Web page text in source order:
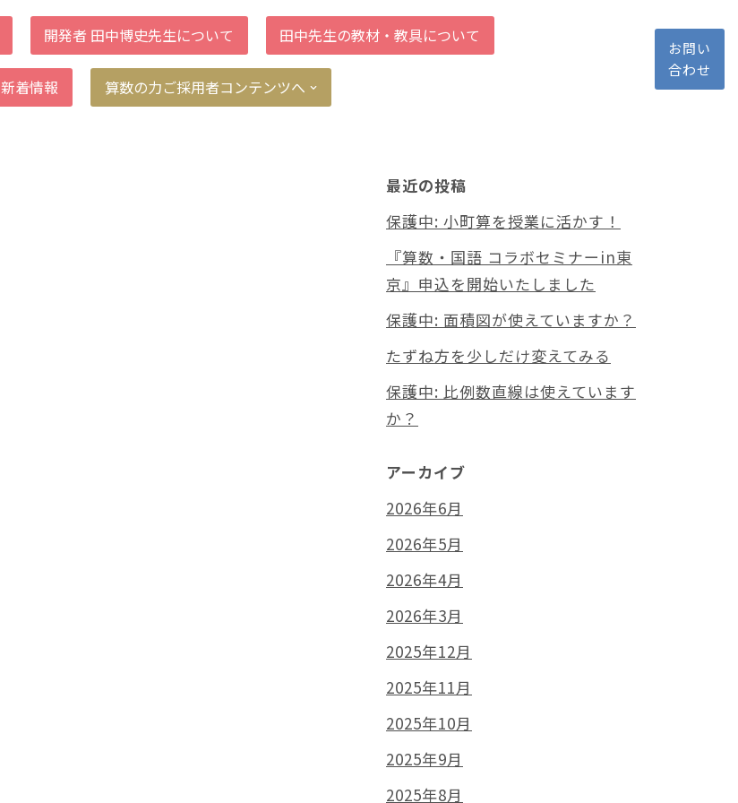
開発者 田中博史先生について 田中先生の教材・教具について
新着情報 算数の力ご採用者コンテンツへ
お問い
合わせ
最近の投稿
保護中: 小町算を授業に活かす！
『算数・国語 コラボセミナーin東
京』申込を開始いたしました
保護中: 面積図が使えていますか？
たずね方を少しだけ変えてみる
保護中: 比例数直線は使えています
か？
アーカイブ
2026年6月
2026年5月
2026年4月
2026年3月
2025年12月
2025年11月
2025年10月
2025年9月
2025年8月